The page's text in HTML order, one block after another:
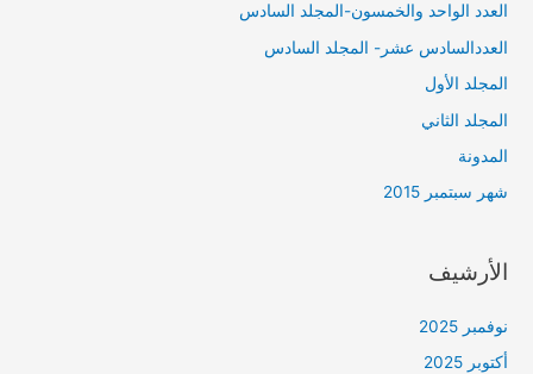
العدد الواحد والخمسون-المجلد السادس
العددالسادس عشر- المجلد السادس
المجلد الأول
المجلد الثاني
المدونة
شهر سبتمبر 2015
الأرشيف
نوفمبر 2025
أكتوبر 2025